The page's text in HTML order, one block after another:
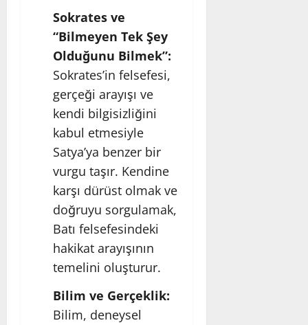
Sokrates ve
“Bilmeyen Tek Şey
Olduğunu Bilmek”:
Sokrates’in felsefesi,
gerçeği arayışı ve
kendi bilgisizliğini
kabul etmesiyle
Satya’ya benzer bir
vurgu taşır. Kendine
karşı dürüst olmak ve
doğruyu sorgulamak,
Batı felsefesindeki
hakikat arayışının
temelini oluşturur.
Bilim ve Gerçeklik:
Bilim, deneysel